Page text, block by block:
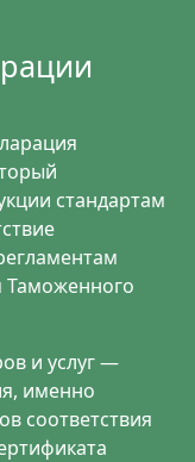
стандартам
Таможенного
и услуг —
именно
соответствия